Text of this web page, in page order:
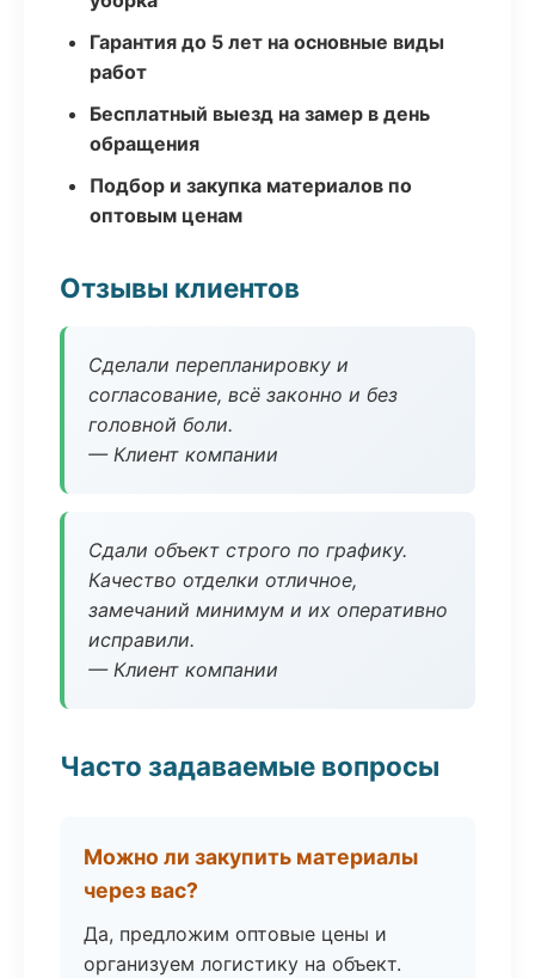
Гарантия до 5 лет на основные виды
работ
Бесплатный выезд на замер в день
обращения
Подбор и закупка материалов по
оптовым ценам
Отзывы клиентов
Сделали перепланировку и
согласование, всё законно и без
головной боли.
— Клиент компании
Сдали объект строго по графику.
Качество отделки отличное,
замечаний минимум и их оперативно
исправили.
— Клиент компании
Часто задаваемые вопросы
Можно ли закупить материалы
через вас?
Да, предложим оптовые цены и
организуем логистику на объект.